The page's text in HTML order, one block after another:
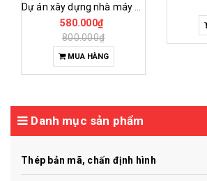
580.000₫
800.000₫
MUA HÀNG
Danh mục sản phẩm
Thép bản mã, chấn định hình